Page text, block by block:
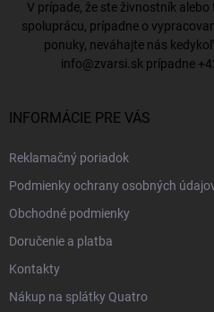
V prípade, že ste živnostník
spoluprácu, prípadne o
ponuky, neváhajte nás
info@zvarsi.sk prípadne
INFORMÁCIE PRE VÁS
Reklamačný poriadok
Podmienky ochrany osobných
Obchodné podmienky
Doručenie a platba
Kontakty
Nákup na splátky Quatro